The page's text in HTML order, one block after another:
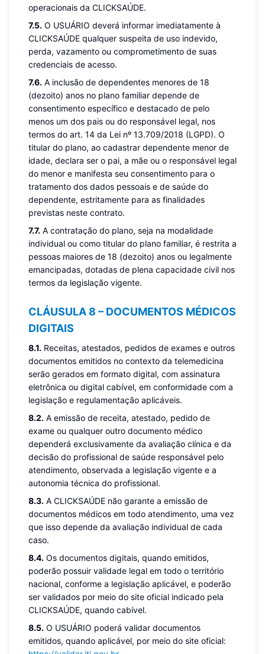
operacionais da CLICKSAÚDE.
7.5. O USUÁRIO deverá informar imediatamente à
CLICKSAÚDE qualquer suspeita de uso indevido,
perda, vazamento ou comprometimento de suas
credenciais de acesso.
7.6. A inclusão de dependentes menores de 18
(dezoito) anos no plano familiar depende de
consentimento específico e destacado de pelo
menos um dos pais ou do responsável legal, nos
termos do art. 14 da Lei nº 13.709/2018 (LGPD). O
titular do plano, ao cadastrar dependente menor de
idade, declara ser o pai, a mãe ou o responsável legal
do menor e manifesta seu consentimento para o
tratamento dos dados pessoais e de saúde do
dependente, estritamente para as finalidades
previstas neste contrato.
7.7. A contratação do plano, seja na modalidade
individual ou como titular do plano familiar, é restrita a
pessoas maiores de 18 (dezoito) anos ou legalmente
emancipadas, dotadas de plena capacidade civil nos
termos da legislação vigente.
CLÁUSULA 8 – DOCUMENTOS MÉDICOS
DIGITAIS
8.1. Receitas, atestados, pedidos de exames e outros
documentos emitidos no contexto da telemedicina
serão gerados em formato digital, com assinatura
eletrônica ou digital cabível, em conformidade com a
legislação e regulamentação aplicáveis.
8.2. A emissão de receita, atestado, pedido de
exame ou qualquer outro documento médico
dependerá exclusivamente da avaliação clínica e da
decisão do profissional de saúde responsável pelo
atendimento, observada a legislação vigente e a
autonomia técnica do profissional.
8.3. A CLICKSAÚDE não garante a emissão de
documentos médicos em todo atendimento, uma vez
que isso depende da avaliação individual de cada
caso.
8.4. Os documentos digitais, quando emitidos,
poderão possuir validade legal em todo o território
nacional, conforme a legislação aplicável, e poderão
ser validados por meio do site oficial indicado pela
CLICKSAÚDE, quando cabível.
8.5. O USUÁRIO poderá validar documentos
emitidos, quando aplicável, por meio do site oficial: